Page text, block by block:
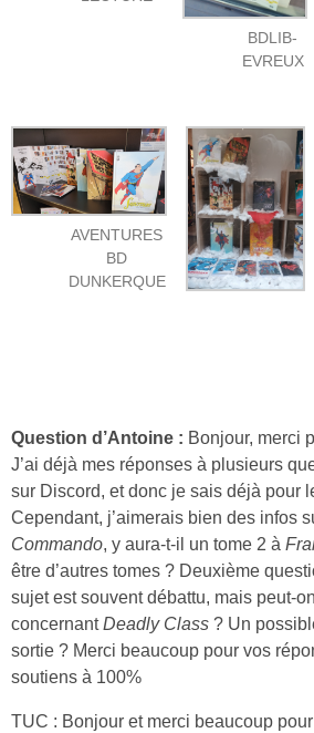
BDLIB-
EVREUX
AVENTURES
BD
DUNKERQUE
Question d’Antoine : Bonjour, merci
J’ai déjà mes réponses à plusieurs
sur Discord, et donc je sais déjà pour
Cependant, j’aimerais bien des infos
Commando, y aura-t-il un tome 2 à
être d’autres tomes ? Deuxième
sujet est souvent débattu, mais peut-
concernantDeadly Class ? Un
sortie ? Merci beaucoup pour vos
soutiens à 100%
TUC : Bonjour et merci beaucoup